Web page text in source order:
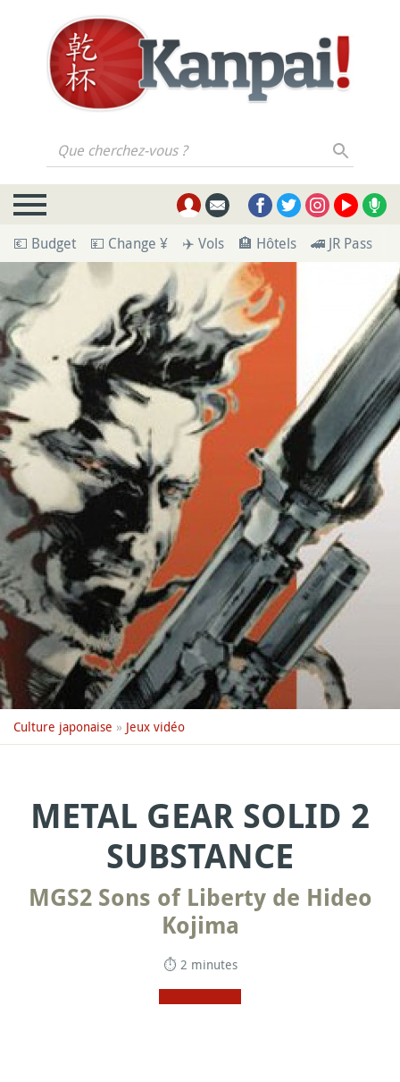
Que cherchez-vous ?
💶 Budget 💴 Change ¥ ✈️ Vols 🏨 Hôtels 🚄 JR Pass
Culture japonaise » Jeux vidéo
METAL GEAR SOLID 2
SUBSTANCE
MGS2 Sons of Liberty de Hideo
Kojima
⏱ 2 minutes